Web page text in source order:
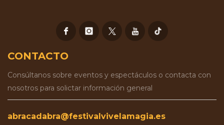
CONTACTO
Consúltanos sobre eventos y espectáculos o contacta con
nosotros para solictar información general
abracadabra@festivalvivelamagia.es